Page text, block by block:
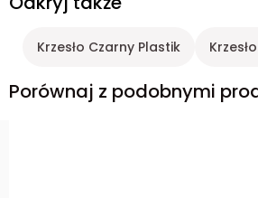
Krzesło Czarny Plastik
Porównaj z podobnymi